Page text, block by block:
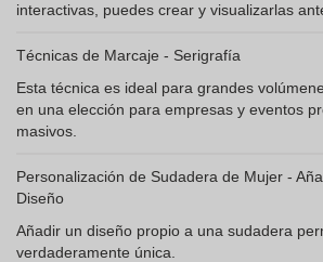
interactivas, puedes crear y visualizarlas
Técnicas de Marcaje - Serigrafía
Esta técnica es ideal para grandes
en una elección para empresas y eventos
masivos.
Personalización de Sudadera de Mujer -
Diseño
Añadir un diseño propio a una sudadera
verdaderamente única.